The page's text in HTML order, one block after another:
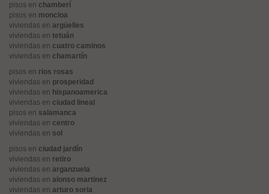
pisos en chamberí
pisos en moncloa
viviendas en argüelles
viviendas en tetuán
viviendas en cuatro caminos
viviendas en chamartín
pisos en rios rosas
viviendas en prosperidad
viviendas en hispanoamerica
viviendas en ciudad lineal
pisos en salamanca
viviendas en centro
viviendas en sol
pisos en ciudad jardín
viviendas en retiro
viviendas en arganzuela
viviendas en alonso martinez
viviendas en arturo soria